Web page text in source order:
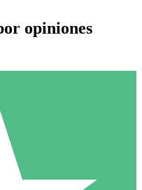
Individuales
Sin compromiso
opiniones